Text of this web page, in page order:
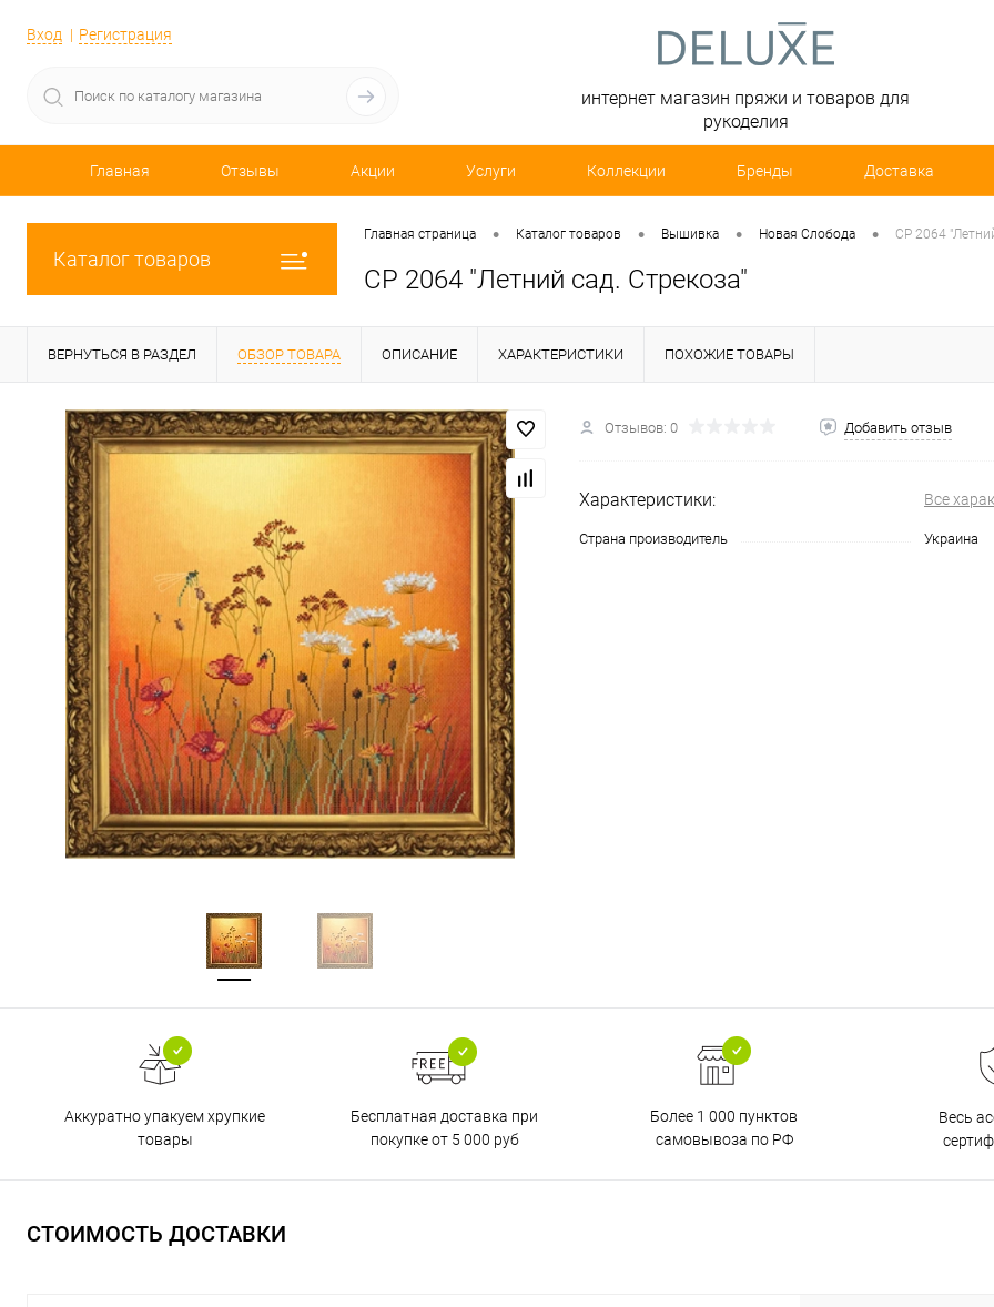
Вход Регистрация
интернет магазин пряжи и товаров для
рукоделия
Главная Отзывы Акции Услуги Коллекции Бренды Доставка
Каталог товаров
Главная страница • Каталог товаров • Вышивка • Новая Слобода • СР 2064
СР 2064 "Летний сад. Стрекоза"
ВЕРНУТЬСЯ В РАЗДЕЛ ОБЗОР ТОВАРА ОПИСАНИЕ ХАРАКТЕРИСТИКИ ПОХОЖИЕ ТОВАРЫ
Отзывов: 0 Добавить отзыв
Характеристики: Все
Страна производитель Украина
Аккуратно упакуем хрупкие
товары
Бесплатная доставка при
покупке от 5 000 руб
Более 1 000 пунктов
самовывоза по РФ
Весь
СТОИМОСТЬ ДОСТАВКИ